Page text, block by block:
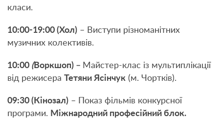
класи.
10:00-19:00 (Хол) – Виступи різноманітних
музичних колективів.
10:00 (Воркшоп) – Майстер-клас із мультиплікації
від режисера Тетяни Ясінчук (м. Чортків).
09:30 (Кінозал) – Показ фільмів конкурсної
програми. Міжнародний професійний блок.